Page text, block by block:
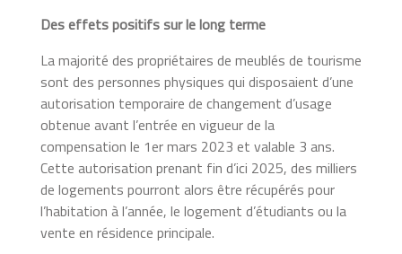
Des effets positifs sur le long terme
La majorité des propriétaires de meublés de tourisme
sont des personnes physiques qui disposaient d’une
autorisation temporaire de changement d’usage
obtenue avant l’entrée en vigueur de la
compensation le 1er mars 2023 et valable 3 ans.
Cette autorisation prenant fin d’ici 2025, des milliers
de logements pourront alors être récupérés pour
l’habitation à l’année, le logement d’étudiants ou la
vente en résidence principale.